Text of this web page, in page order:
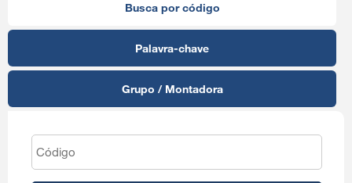
Busca por código
Palavra-chave
Grupo / Montadora